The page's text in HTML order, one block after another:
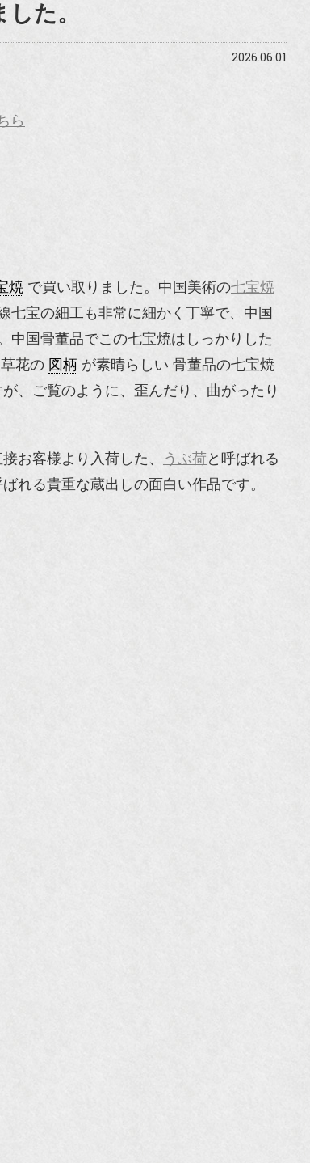
た。
2026.06.01
ら
焼 で買い取りました。中国美術の七宝焼
七宝の細工も非常に細かく丁寧で、中国
中国骨董品でこの七宝焼はしっかりした
花の 図柄 が素晴らしい 骨董品の七宝焼
、ご覧のように、歪んだり、曲がったり
お客様より入荷した、 うぶ荷と呼ばれる
れる貴重な蔵出しの面白い作品です。